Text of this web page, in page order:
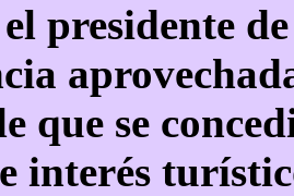
presidente
que se
interés